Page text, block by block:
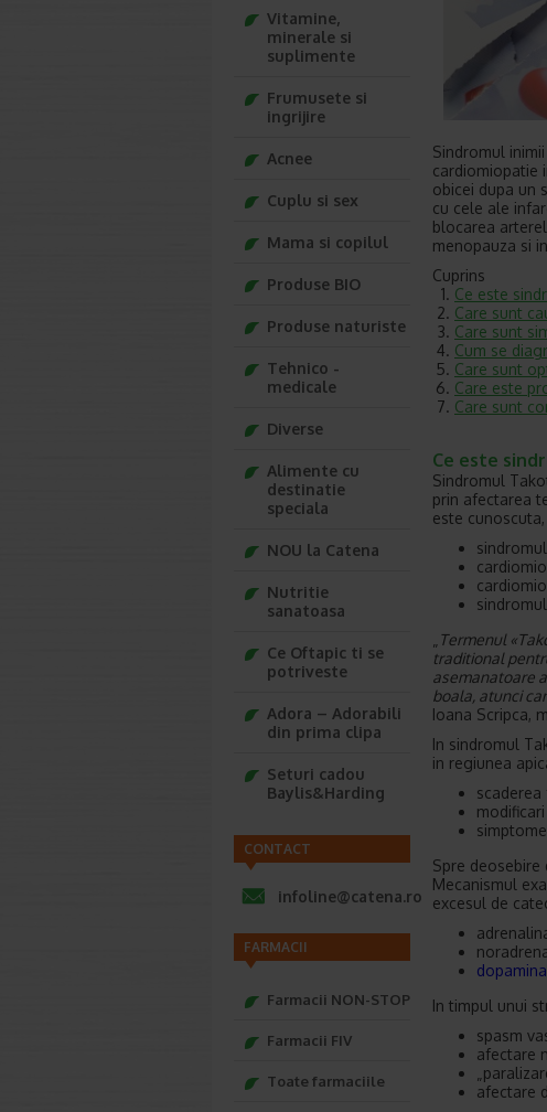
Sindromul
cardiomiopatie
obicei dupa un
cu cele ale
blocarea
menopauza si
Cuprins
Ce este
Care sunt
Care sunt
Cum se
Care sunt
Care este
Care sunt
Ce este
Sindromul
prin afectarea
este
Termenul
traditional
asemanatoare
boala, atunci
Ioana Scripca,
In sindromul
in regiunea
Spre
Mecanismul
excesul de
dopamina
In timpul unui
spasm
afectare
afectare
Vitamine,
minerale si
suplimente
Frumusete si
ingrijire
Acnee
Cuplu si sex
Mama si copilul
Produse BIO
Produse naturiste
Tehnico -
medicale
Diverse
Alimente cu
destinatie
speciala
NOU la Catena
Nutritie
sanatoasa
Ce Oftapic ti se
potriveste
Adora – Adorabili
din prima clipa
Seturi cadou
Baylis&Harding
CONTACT
infoline@catena.ro
FARMACII
Farmacii NON-STOP
Farmacii FIV
Toate farmaciile